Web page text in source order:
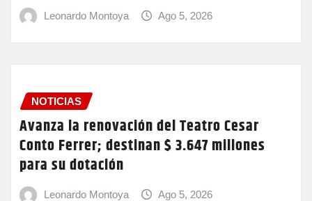
Leonardo Montoya Ago 5, 2026
NOTICIAS
Avanza la renovación del Teatro Cesar
Conto Ferrer; destinan $ 3.647 millones
para su dotación
Leonardo Montoya Ago 5, 2026